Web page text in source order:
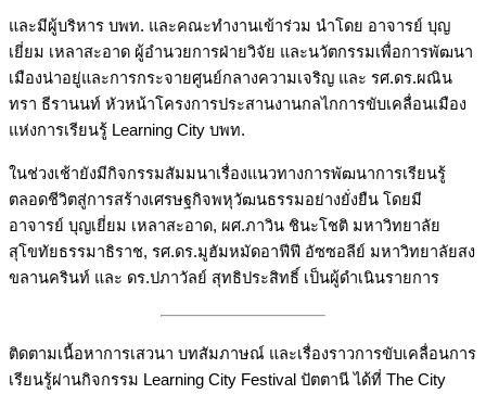
และมีผู้บริหาร บพท. และคณะทำงานเข้าร่วม นำโดย อาจารย์ บุญ
เยี่ยม เหลาสะอาด ผู้อำนวยการฝ่ายวิจัย และนวัตกรรมเพื่อการพัฒนา
เมืองน่าอยู่และการกระจายศูนย์กลางความเจริญ และ รศ.ดร.ผณิน
ทรา ธีรานนท์ หัวหน้าโครงการประสานงานกลไกการขับเคลื่อนเมือง
แห่งการเรียนรู้ Learning City บพท.
ในช่วงเช้ายังมีกิจกรรมสัมมนาเรื่องแนวทางการพัฒนาการเรียนรู้
ตลอดชีวิตสู่การสร้างเศรษฐกิจพหุวัฒนธรรมอย่างยั่งยืน โดยมี
อาจารย์ บุญเยี่ยม เหลาสะอาด, ผศ.ภาวิน ชินะโชติ มหาวิทยาลัย
สุโขทัยธรรมาธิราช, รศ.ดร.มูฮัมหมัดอาฟีฟี อัซซอลีย์ มหาวิทยาลัยสง
ขลานครินท์ และ ดร.ปภาวัลย์ สุทธิประสิทธิ์ เป็นผู้ดำเนินรายการ
ติดตามเนื้อหาการเสวนา บทสัมภาษณ์ และเรื่องราวการขับเคลื่อนการ
เรียนรู้ผ่านกิจกรรม Learning City Festival ปัตตานี ได้ที่ The City